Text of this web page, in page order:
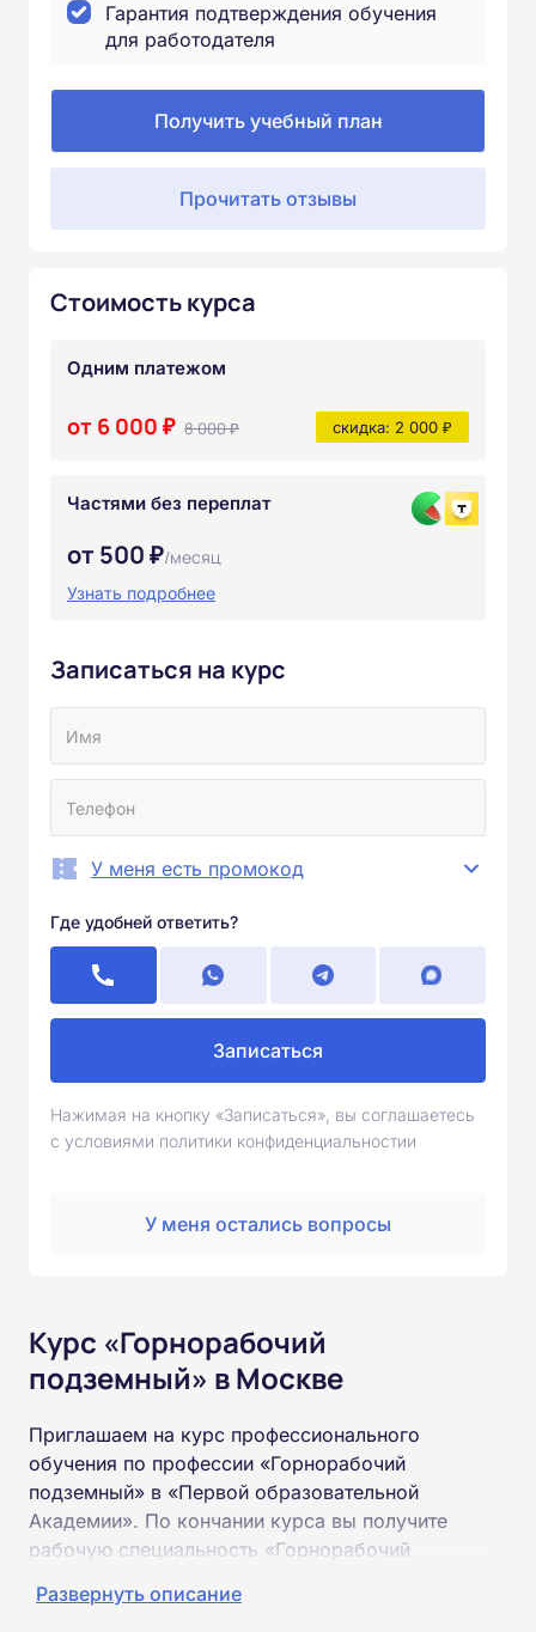
Гарантия подтверждения обучения
для работодателя
Получить учебный план
Прочитать отзывы
Стоимость курса
Одним платежом
от 6 000 ₽ 8 000 ₽ скидка: 2 000 ₽
Частями без переплат
от 500 ₽/месяц
Узнать подробнее
Записаться на курс
У меня есть промокод
Где удобней ответить?
Записаться
Нажимая на кнопку «Записаться», вы соглашаетесь
с условиями политики конфиденциальностии
У меня остались вопросы
Курс «Горнорабочий
подземный» в Москве
Приглашаем на курс профессионального
обучения по профессии «Горнорабочий
подземный» в «Первой образовательной
Академии». По кончании курса вы получите
рабочую специальность «Горнорабочий
Развернуть описание